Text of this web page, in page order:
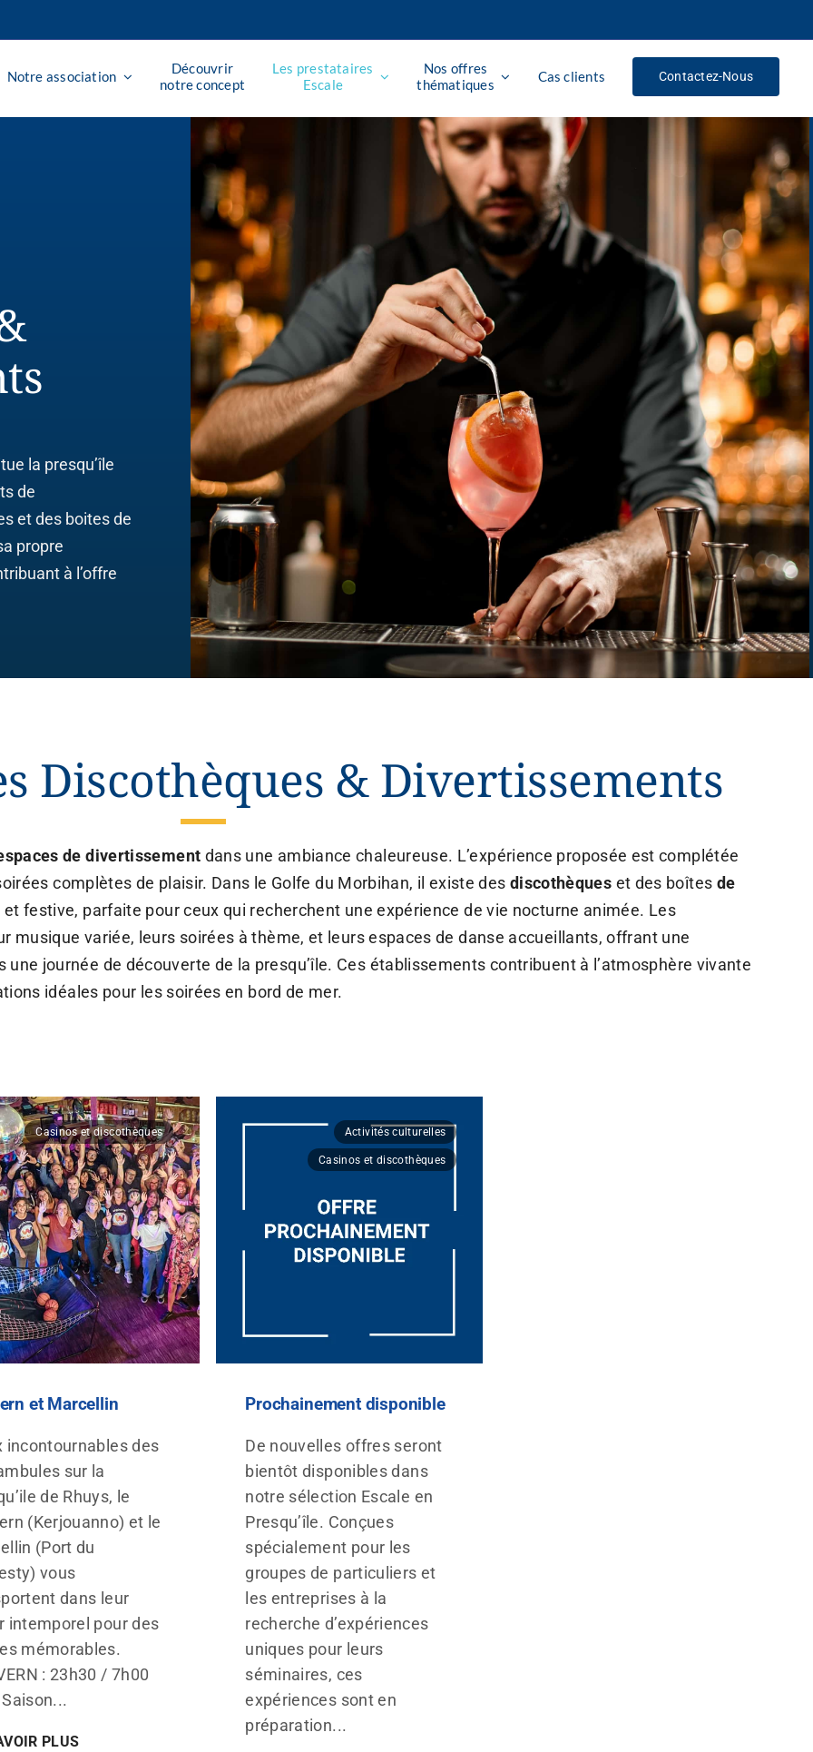
Notre association
Découvrir
notre concept
Les prestataires
Escale
Nos offres
thématiques
Cas clients Contactez-Nous
la presqu’île
de
et des boites de
propre
à l’offre
Discothèques & Divertissements
de divertissement dans une ambiance chaleureuse. L’expérience proposée est complétée
complètes de plaisir. Dans le Golfe du Morbihan, il existe des discothèques et des boîtes de
festive, parfaite pour ceux qui recherchent une expérience de vie nocturne animée. Les
musique variée, leurs soirées à thème, et leurs espaces de danse accueillants, offrant une
journée de découverte de la presqu’île. Ces établissements contribuent à l’atmosphère vivante
idéales pour les soirées en bord de mer.
Casinos et discothèques
et Marcellin
incontournables des
sur la
de Rhuys, le
(Kerjouanno) et le
(Port du
vous
dans leur
intemporel pour des
mémorables.
: 23h30 / 7h00
PLUS
Activités culturelles
Casinos et discothèques
Prochainement disponible
De nouvelles offres seront
bientôt disponibles dans
notre sélection Escale en
Presqu’île. Conçues
spécialement pour les
groupes de particuliers et
les entreprises à la
recherche d’expériences
uniques pour leurs
séminaires, ces
expériences sont en
préparation...